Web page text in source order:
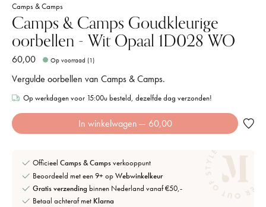
Camps & Camps
Camps & Camps Goudkleurige
oorbellen - Wit Opaal 1D028 WO
60,00 Op voorraad (1)
Vergulde oorbellen van Camps & Camps.
Op werkdagen voor 15:00u besteld, dezelfde dag verzonden!
In winkelwagen — 60,00
Officieel Camps & Campsverkooppunt
Beoordeeld met een 9+ opWebwinkelkeur
Gratis verzending binnen Nederland vanaf €50,-
Betaal achteraf met Klarna